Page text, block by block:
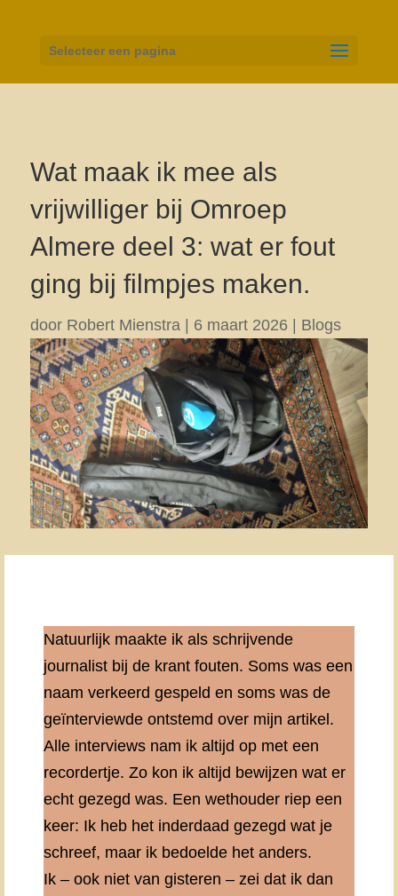
Selecteer een pagina
Wat maak ik mee als
vrijwilliger bij Omroep
Almere deel 3: wat er fout
ging bij filmpjes maken.
door Robert Mienstra| 6 maart 2026| Blogs
Natuurlijk maakte ik als schrijvende
journalist bij de krant fouten. Soms was een
naam verkeerd gespeld en soms was de
geïnterviewde ontstemd over mijn artikel.
Alle interviews nam ik altijd op met een
recordertje. Zo kon ik altijd bewijzen wat er
echt gezegd was. Een wethouder riep een
keer: Ik heb het inderdaad gezegd wat je
schreef, maar ik bedoelde het anders.
Ik – ook niet van gisteren – zei dat ik dan